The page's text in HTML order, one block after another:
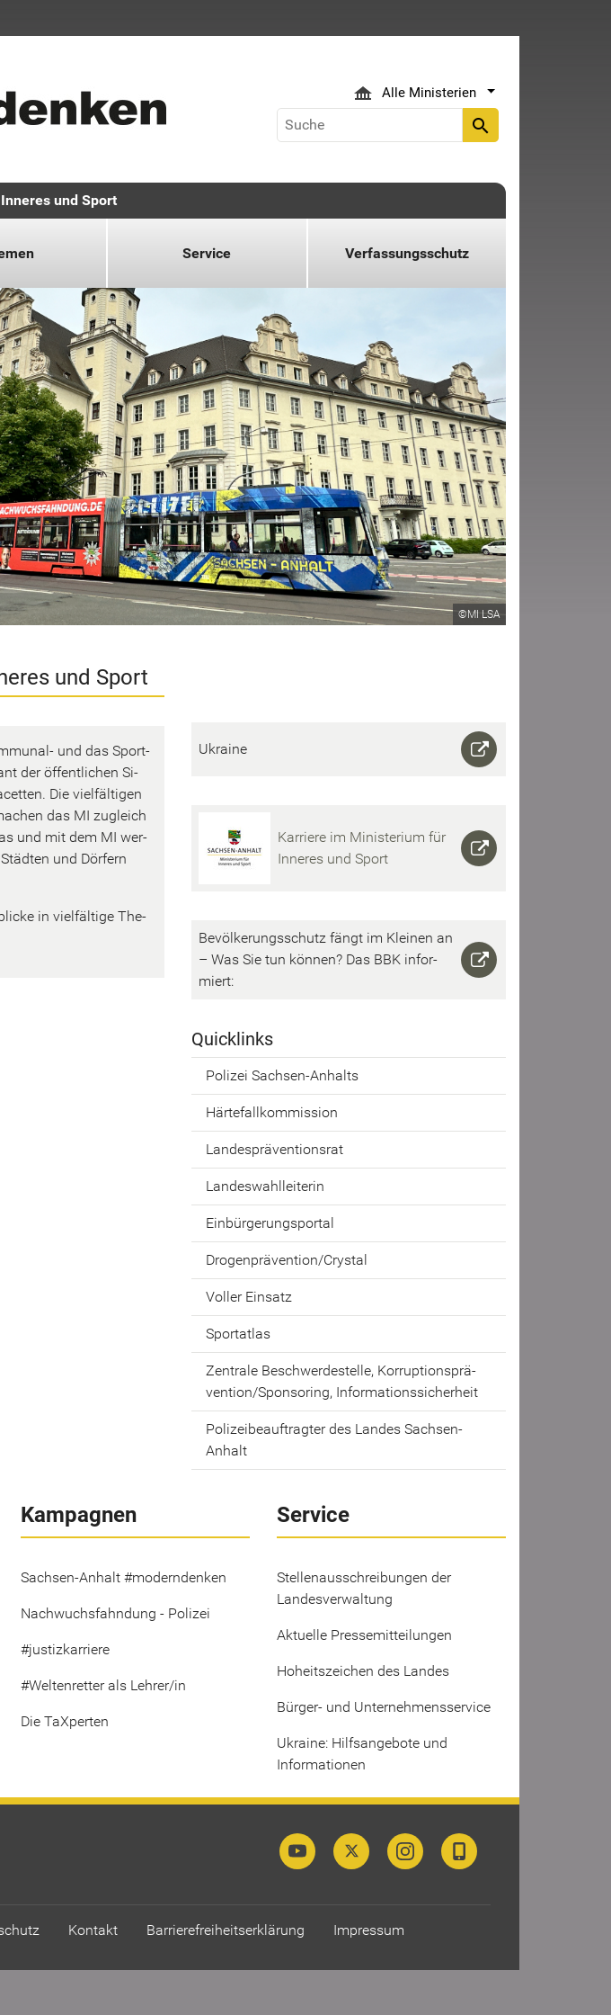
Alle Ministerien
search
und Sport
Service Verfassungsschutz
©MI LSA
und Sport
und das Sport­
der öf­fent­li­chen Si­
Die viel­fäl­ti­gen
das MI zu­gleich
und mit dem MI wer­
und Dör­fern
in viel­fäl­ti­ge The­
Ukrai­ne
Kar­rie­re im Mi­nis­te­ri­um für
In­ne­res und Sport
Be­völ­ke­rungs­schutz fängt im Klei­nen an
– Was Sie tun kön­nen? Das BBK in­for­
miert:
Quick­links
Po­li­zei Sachsen-​Anhalts
Här­te­fall­kom­mis­si­on
Lan­des­prä­ven­ti­ons­rat
Lan­des­wahl­lei­te­rin
Ein­bür­ge­rungs­por­tal
Dro­gen­prä­ven­ti­on/Crys­tal
Vol­ler Ein­satz
Sport­at­las
Zen­tra­le Be­schwer­de­stel­le, Kor­rup­ti­ons­prä­
ven­ti­on/Spon­so­ring, In­for­ma­ti­ons­si­cher­heit
Po­li­zei­be­auf­trag­ter des Lan­des Sachsen-​
Anhalt
Kampagnen
Sachsen-Anhalt #moderndenken
Nachwuchsfahndung - Polizei
#justizkarriere
#Weltenretter als Lehrer/in
Die TaXperten
Service
Stellenausschreibungen der
Landesverwaltung
Aktuelle Pressemitteilungen
Hoheitszeichen des Landes
Bürger- und Unternehmensservice
Ukraine: Hilfsangebote und
Informationen
Kontakt Barrierefreiheitserklärung Impressum